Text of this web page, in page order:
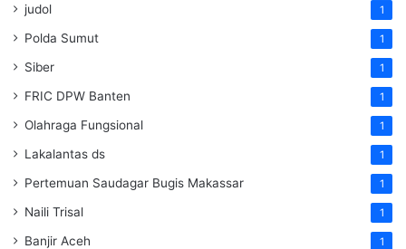
judol 1
Polda Sumut 1
Siber 1
FRIC DPW Banten 1
Olahraga Fungsional 1
Lakalantas ds 1
Pertemuan Saudagar Bugis Makassar 1
Naili Trisal 1
Banjir Aceh 1